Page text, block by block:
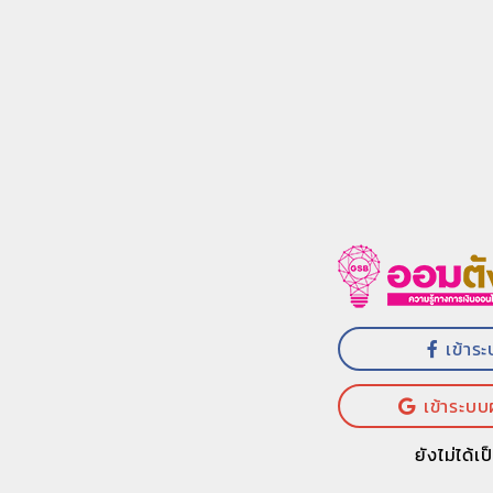
เข้าร
เข้าระบ
ยังไม่ได้เ